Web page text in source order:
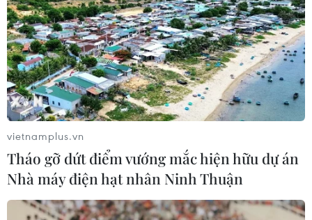
vietnamplus.vn
Tháo gỡ dứt điểm vướng mắc hiện hữu dự án
Nhà máy điện hạt nhân Ninh Thuận